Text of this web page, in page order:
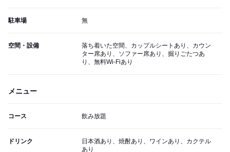
駐車場 無
空間・設備
落ち着いた空間、カップルシートあり、カウン
ター席あり、ソファー席あり、掘りごたつあ
り、無料Wi-Fiあり
メニュー
コース 飲み放題
ドリンク
日本酒あり、焼酎あり、ワインあり、カクテル
あり